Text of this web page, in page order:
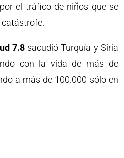
el tráfico de niños que se
7.8 sacudió Turquía y Siria
con la vida de más de
a más de 100.000 sólo en